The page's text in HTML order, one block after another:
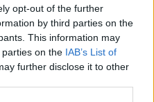
opt-out of the further
by third parties on the
This information may
on the IAB’s List of
further disclose it to other